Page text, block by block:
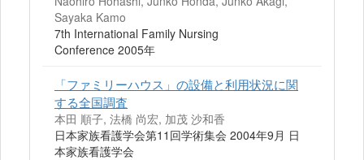
Sayaka Kamo
7th International Family Nursing
Conference 2005年
「ファミリーハウス」の設備と利用状況に関
する全国調査
本田 順子, 法橋 尚宏, 加茂 沙和香
日本家族看護学会第11回学術集会 2004年9月 日
本家族看護学会